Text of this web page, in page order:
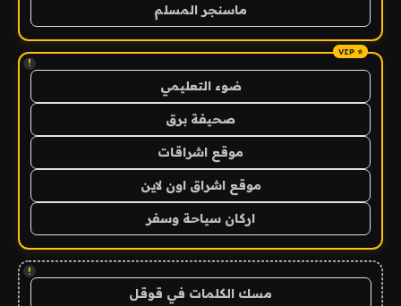
ماسنجر المسلم
!
ضوء التعليمي
صحيفة برق
موقع اشراقات
موقع اشراق اون لاين
اركان سياحة وسفر
!
مسك الكلمات في قوقل